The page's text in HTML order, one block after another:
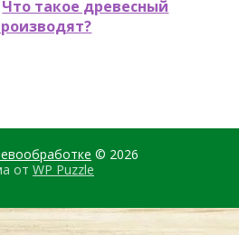
Что такое древесный
© 2026
от WP Puzzle